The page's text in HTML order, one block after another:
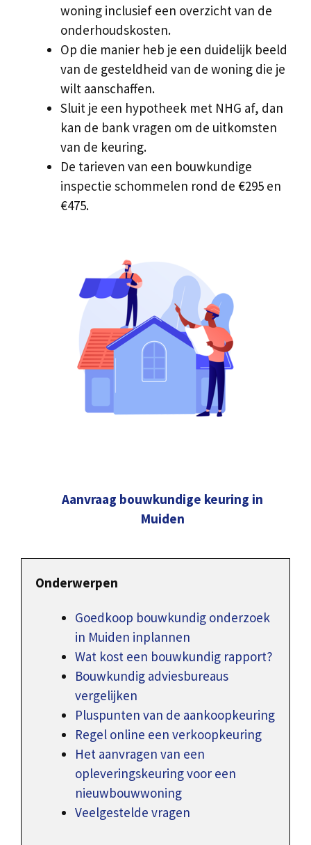
woning inclusief een overzicht van de
onderhoudskosten.
Op die manier heb je een duidelijk beeld
van de gesteldheid van de woning die je
wilt aanschaffen.
Sluit je een hypotheek met NHG af, dan
kan de bank vragen om de uitkomsten
van de keuring.
De tarieven van een bouwkundige
inspectie schommelen rond de €295 en
€475.
Aanvraag bouwkundige keuring in
Muiden
Onderwerpen
Goedkoop bouwkundig onderzoek
in Muiden inplannen
Wat kost een bouwkundig rapport?
Bouwkundig adviesbureaus
vergelijken
Pluspunten van de aankoopkeuring
Regel online een verkoopkeuring
Het aanvragen van een
opleveringskeuring voor een
nieuwbouwwoning
Veelgestelde vragen